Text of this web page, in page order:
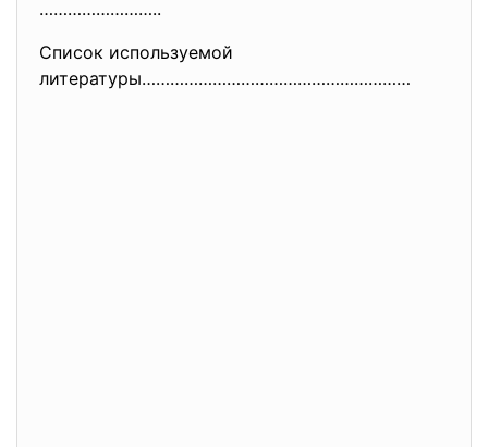
……………………..
Список используемой
литературы…………………………………………………